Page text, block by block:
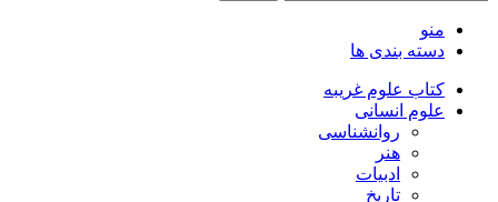
منو
دسته بندی ها
کتاب علوم غریبه
علوم انسانی
روانشناسی
هنر
ادبیات
تاریخ